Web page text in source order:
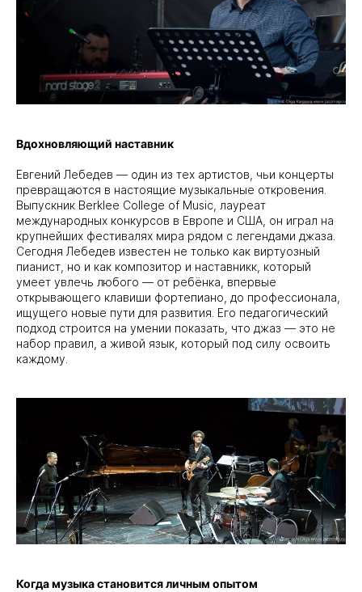
Вдохновляющий наставник
Евгений Лебедев — один из тех артистов, чьи концерты
превращаются в настоящие музыкальные откровения.
Выпускник Berklee College of Music, лауреат
международных конкурсов в Европе и США, он играл на
крупнейших фестивалях мира рядом с легендами джаза.
Сегодня Лебедев известен не только как виртуозный
пианист, но и как композитор и наставникк, который
умеет увлечь любого — от ребёнка, впервые
открывающего клавиши фортепиано, до профессионала,
ищущего новые пути для развития. Его педагогический
подход строится на умении показать, что джаз — это не
набор правил, а живой язык, который под силу освоить
каждому.
Когда музыка становится личным опытом